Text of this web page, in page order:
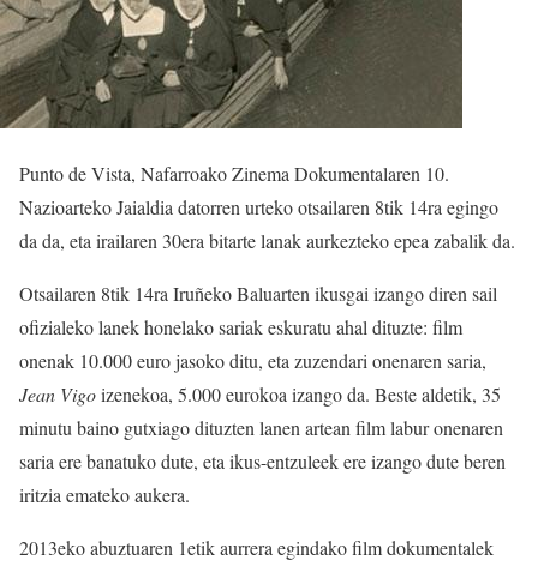
Punto de Vista, Nafarroako Zinema Dokumentalaren 10.
Nazioarteko Jaialdia datorren urteko otsailaren 8tik 14ra egingo
da da, eta irailaren 30era bitarte lanak aurkezteko epea zabalik da.
Otsailaren 8tik 14ra Iruñeko Baluarten ikusgai izango diren sail
ofizialeko lanek honelako sariak eskuratu ahal dituzte: film
onenak 10.000 euro jasoko ditu, eta zuzendari onenaren saria,
Jean Vigoizenekoa, 5.000 eurokoa izango da. Beste aldetik, 35
minutu baino gutxiago dituzten lanen artean film labur onenaren
saria ere banatuko dute, eta ikus-entzuleek ere izango dute beren
iritzia emateko aukera.
2013eko abuztuaren 1etik aurrera egindako film dokumentalek